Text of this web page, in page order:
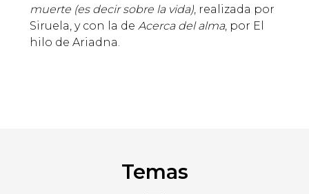
muerte (es decir sobre la vida), realizada por
Siruela, y con la de Acerca del alma, por El
hilo de Ariadna.
Temas